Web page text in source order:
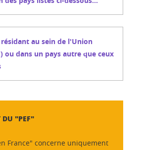
vous devez candidater sur
date limite de dépôt des dossiers à
résidant au sein de l'Union
ou dans un pays autre que ceux
situation, vous devez candidater
places restées vacantes, certaines
DU "PEF"
France" concerne uniquement